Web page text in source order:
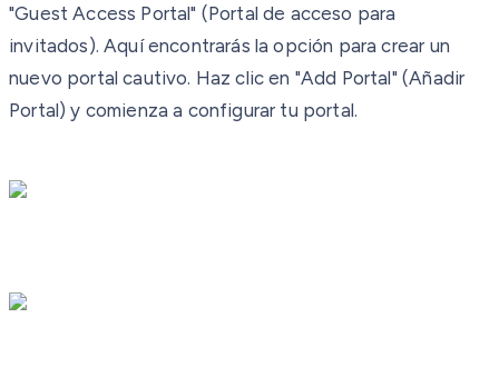
"Guest Access Portal" (Portal de acceso para
invitados). Aquí encontrarás la opción para crear un
nuevo portal cautivo. Haz clic en "Add Portal" (Añadir
Portal) y comienza a configurar tu portal.